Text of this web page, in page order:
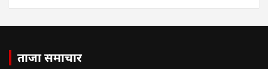
ताजा समाचार